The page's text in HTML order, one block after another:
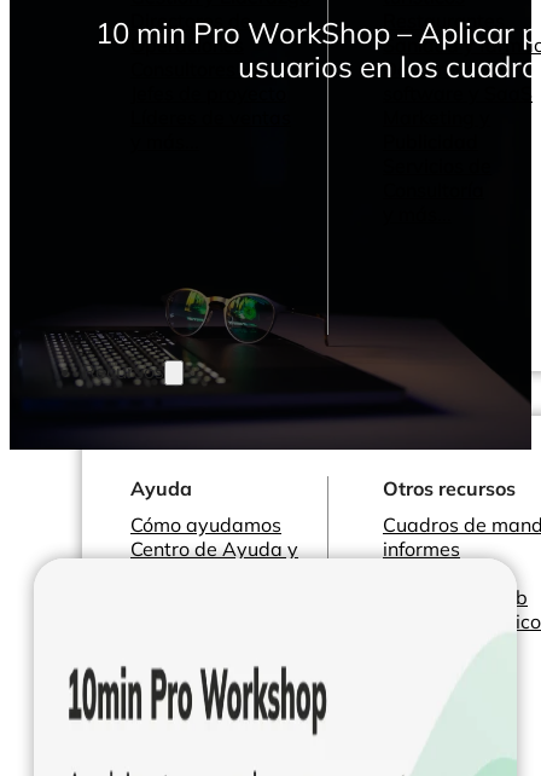
Directores de
Operaciones
Consultores BI
Restaurantes
Sanidad y
Desarrollo de
software y SaaS
Recursos
Ayuda
Cómo ayudamos
Centro de Ayuda y
Inteligencia
empresarial
Analítica avanzada y
Otros recursos
Cuadros de
informes
Seminarios web
Libros
Nuestro Blog
10 min Pro WorkShop – Aplicar
usuarios en los